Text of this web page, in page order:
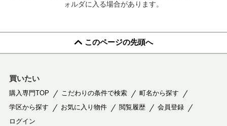
ォルダに入る場合があります。
このページの先頭へ
買いたい
購入専門TOP こだわりの条件で検索
町名から探す
学区から探す
お気に入り物件 閲覧履歴
会員登録
ログイン